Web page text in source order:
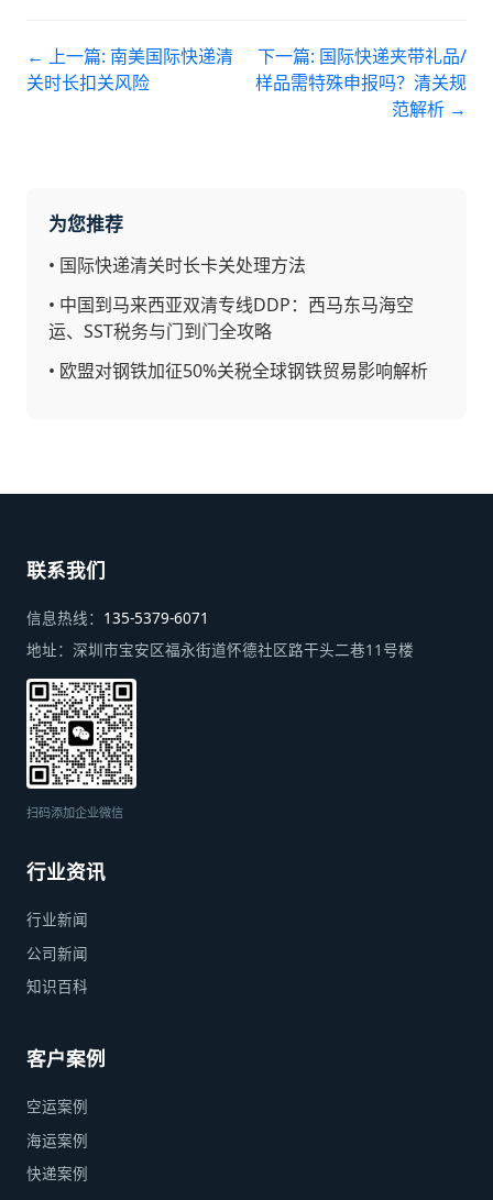
← 上一篇: 南美国际快递清
关时长扣关风险
下一篇: 国际快递夹带礼品/
样品需特殊申报吗？清关规
范解析 →
为您推荐
• 国际快递清关时长卡关处理方法
• 中国到马来西亚双清专线DDP：西马东马海空
运、SST税务与门到门全攻略
• 欧盟对钢铁加征50%关税全球钢铁贸易影响解析
联系我们
信息热线： 135-5379-6071
地址： 深圳市宝安区福永街道怀德社区路干头二巷11号楼
扫码添加企业微信
行业资讯
行业新闻
公司新闻
知识百科
客户案例
空运案例
海运案例
快递案例